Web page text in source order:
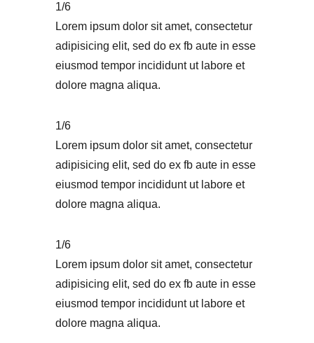
1/6
Lorem ipsum dolor sit amet, consectetur
adipisicing elit, sed do ex fb aute in esse
eiusmod tempor incididunt ut labore et
dolore magna aliqua.
1/6
Lorem ipsum dolor sit amet, consectetur
adipisicing elit, sed do ex fb aute in esse
eiusmod tempor incididunt ut labore et
dolore magna aliqua.
1/6
Lorem ipsum dolor sit amet, consectetur
adipisicing elit, sed do ex fb aute in esse
eiusmod tempor incididunt ut labore et
dolore magna aliqua.